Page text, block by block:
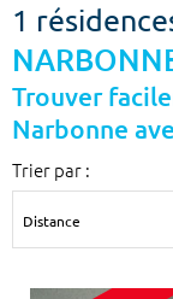
Ville, école
1
Trouver
Narbonne
Trier par :